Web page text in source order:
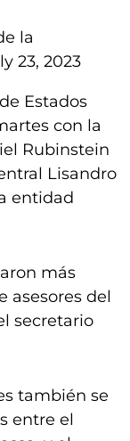
la
23, 2023
Estados
con la
Rubinstein
Lisandro
entidad
más
asesores del
secretario
también se
entre el